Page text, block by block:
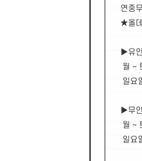
연중
★올
▶유
월 ~
일요
▶무
월 ~
일요